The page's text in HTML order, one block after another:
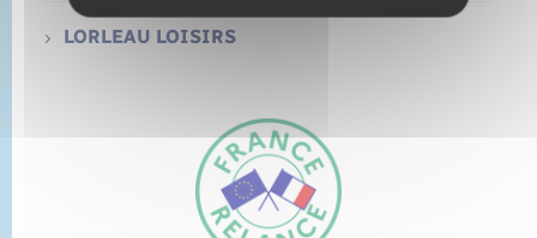
LORLEAU LOISIRS